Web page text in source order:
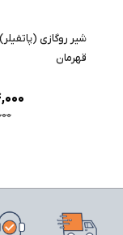
شیر روگازی
قهرمان